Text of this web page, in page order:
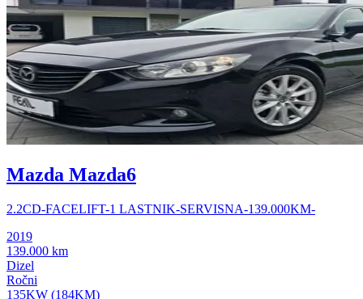
Mazda Mazda6
2.2CD-FACELIFT-1 LASTNIK-SERVISNA-139.000KM-
2019
139.000 km
Dizel
Ročni
135KW (184KM)